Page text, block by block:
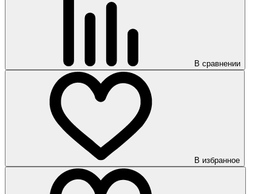
В сравнении
В избранное